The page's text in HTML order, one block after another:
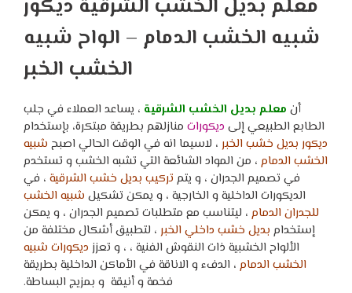
معلم بديل الخشب الشرقية ديكور
شبيه الخشب الدمام – الواح شبيه
الخشب الخبر
أن معلم بديل الخشب الشرقية ، يساعد العملاء في جلب
الطابع الطبيعي إلى ديكورات منازلهم بطريقة مبتكرة، بإستخدام
ديكور بديل خشب الخبر ، لاسيما انه في الوقت الحالي اصبح شبيه
الخشب الدمام ، من المواد الشائعة التي تشبه الخشب و تستخدم
في تصميم الجدران ، و يتم تركيب بديل خشب الشرقية ، في
الديكورات الداخلية و الخارجية ، و يمكن تشكيل شبيه الخشب
للجدران الدمام ، ليتناسب مع متطلبات تصميم الجدران ، و يمكن
إستخدام بديل خشب داخلي الخبر ، لتطبيق أشكال مختلفة من
الألواح الخشبية ذات النقوش الفنية ، ، و تعزز ديكورات شبيه
الخشب الدمام ، الدفء و الاناقة في الأماكن الداخلية بطريقة
فخمة و أنيقة و بمزيج البساطة.